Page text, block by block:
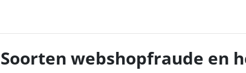
Soorten webshopfraude en